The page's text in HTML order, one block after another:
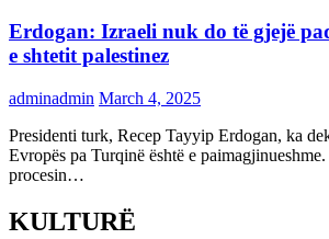
Erdogan: Izraeli nuk do të gjejë
e shtetit palestinez
adminadmin March 4, 2025
Presidenti turk, Recep Tayyip Erdogan, ka
Evropës pa Turqinë është e
procesin…
KULTURË